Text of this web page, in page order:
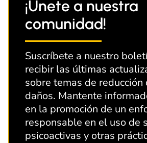
¡Únete a nuestra
comunidad!
Suscríbete a nuestro
recibir las últimas
sobre temas de reducción
daños. Mantente
en la promoción de un
responsable en el uso de
psicoactivas y otras